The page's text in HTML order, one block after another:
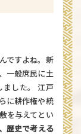
ですよね。新
一般庶民に土
ました。 江戸
に耕作権や統
を与えてとい
歴史で考える